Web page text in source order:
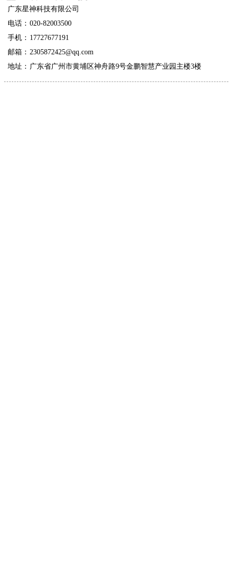
广东星神科技有限公司
电话： 020-82003500
手机： 17727677191
邮箱： 2305872425@qq.com
地址： 广东省广州市黄埔区神舟路9号金鹏智慧产业园主楼3楼